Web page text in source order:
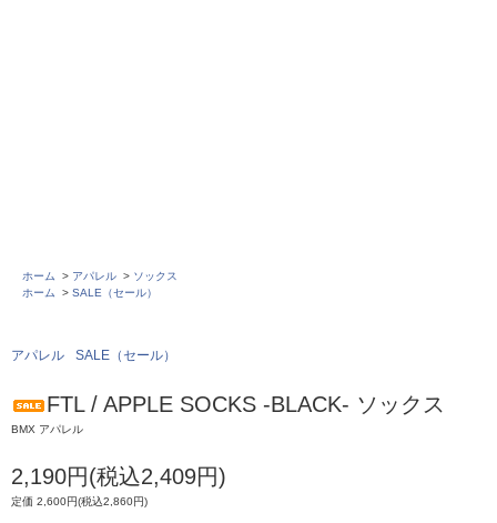
ホーム > アパレル > ソックス
ホーム
> SALE（セール）
アパレル SALE（セール）
FTL / APPLE SOCKS -BLACK- ソックス
BMX アパレル
2,190円(税込2,409円)
定価 2,600円(税込2,860円)